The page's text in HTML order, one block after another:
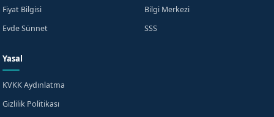
Fiyat Bilgisi
Evde Sünnet
Bilgi Merkezi
SSS
Yasal
KVKK Aydınlatma
Gizlilik Politikası